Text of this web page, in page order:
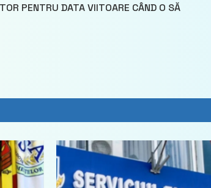
PENTRU DATA VIITOARE CÂND O SĂ